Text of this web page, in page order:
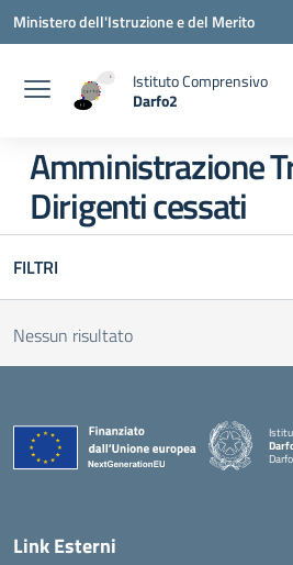
Vai ai contenuti
Vai al menu di navigazione
Vai al footer
Ministero dell'Istruzione e del Merito
Istituto Comprensivo
Darfo2
Amministrazione
Dirigenti cessati
FILTRI
Nessun risultato
Link Esterni